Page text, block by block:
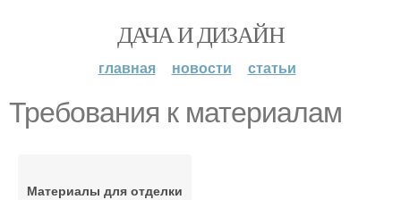
ДАЧА И ДИЗАЙН
главная новости статьи
Требования к материалам
Материалы для отделки